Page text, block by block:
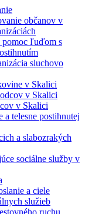
občanov v
pomoc ľuďom s
sluchovo
v Skalici
v Skalici
v Skalici
a telesne postihnutej
a slabozrakých
sociálne služby v
a ciele
služieb
ruchu